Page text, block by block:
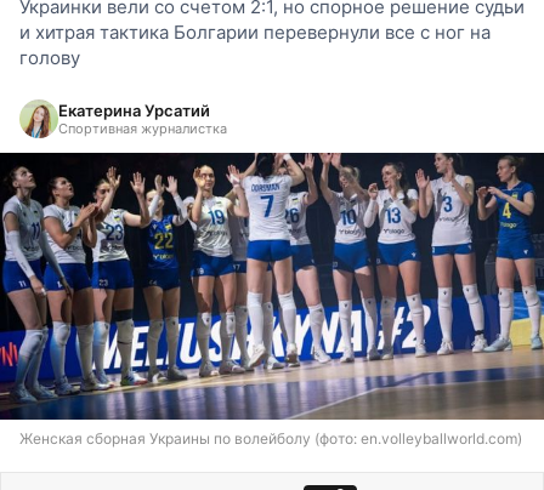
Украинки вели со счетом 2:1, но спорное решение судьи
и хитрая тактика Болгарии перевернули все с ног на
голову
Екатерина Урсатий
Спортивная журналистка
Женская сборная Украины по волейболу (фото: en.volleyballworld.com)